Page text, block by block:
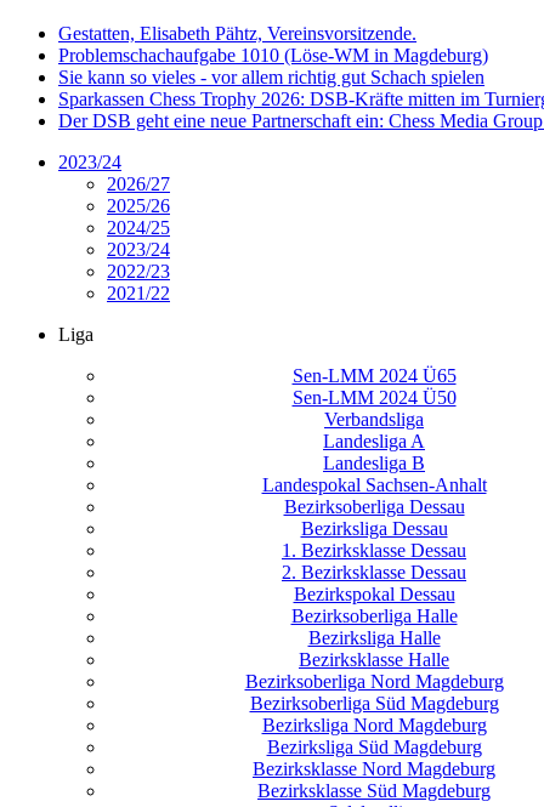
Gestatten, Elisabeth Pähtz, Vereinsvorsitzende.
Problemschachaufgabe 1010 (Löse-WM in Magdeburg)
Sie kann so vieles - vor allem richtig gut Schach spielen
Sparkassen Chess Trophy 2026: DSB-Kräfte mitten im
Der DSB geht eine neue Partnerschaft ein: Chess Media
2023/24
2026/27
2025/26
2024/25
2023/24
2022/23
2021/22
Liga
Sen-LMM 2024 Ü65
Sen-LMM 2024 Ü50
Verbandsliga
Landesliga A
Landesliga B
Landespokal Sachsen-Anhalt
Bezirksoberliga Dessau
Bezirksliga Dessau
1. Bezirksklasse Dessau
2. Bezirksklasse Dessau
Bezirkspokal Dessau
Bezirksoberliga Halle
Bezirksliga Halle
Bezirksklasse Halle
Bezirksoberliga Nord Magdeburg
Bezirksoberliga Süd Magdeburg
Bezirksliga Nord Magdeburg
Bezirksliga Süd Magdeburg
Bezirksklasse Nord Magdeburg
Bezirksklasse Süd Magdeburg